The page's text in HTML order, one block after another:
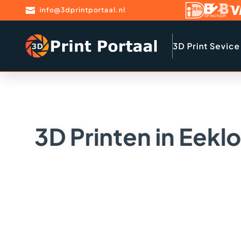
 info@3dprintportaal.nl
3D Print Sevice
3D Printen in Eeklo